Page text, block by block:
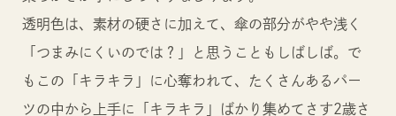
透明色は、素材の硬さに加えて、傘の部分がやや浅く
「つまみにくいのでは？」と思うこともしばしば。で
もこの「キラキラ」に心奪われて、たくさんあるパー
ツの中から上手に「キラキラ」ばかり集めてさす2歳さ